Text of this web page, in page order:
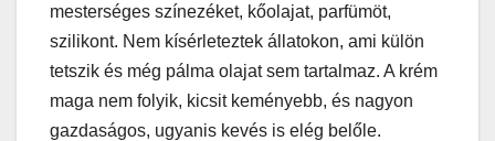
mesterséges színezéket, kőolajat, parfümöt,
szilikont. Nem kísérleteztek állatokon, ami külön
tetszik és még pálma olajat sem tartalmaz. A krém
maga nem folyik, kicsit keményebb, és nagyon
gazdaságos, ugyanis kevés is elég belőle.